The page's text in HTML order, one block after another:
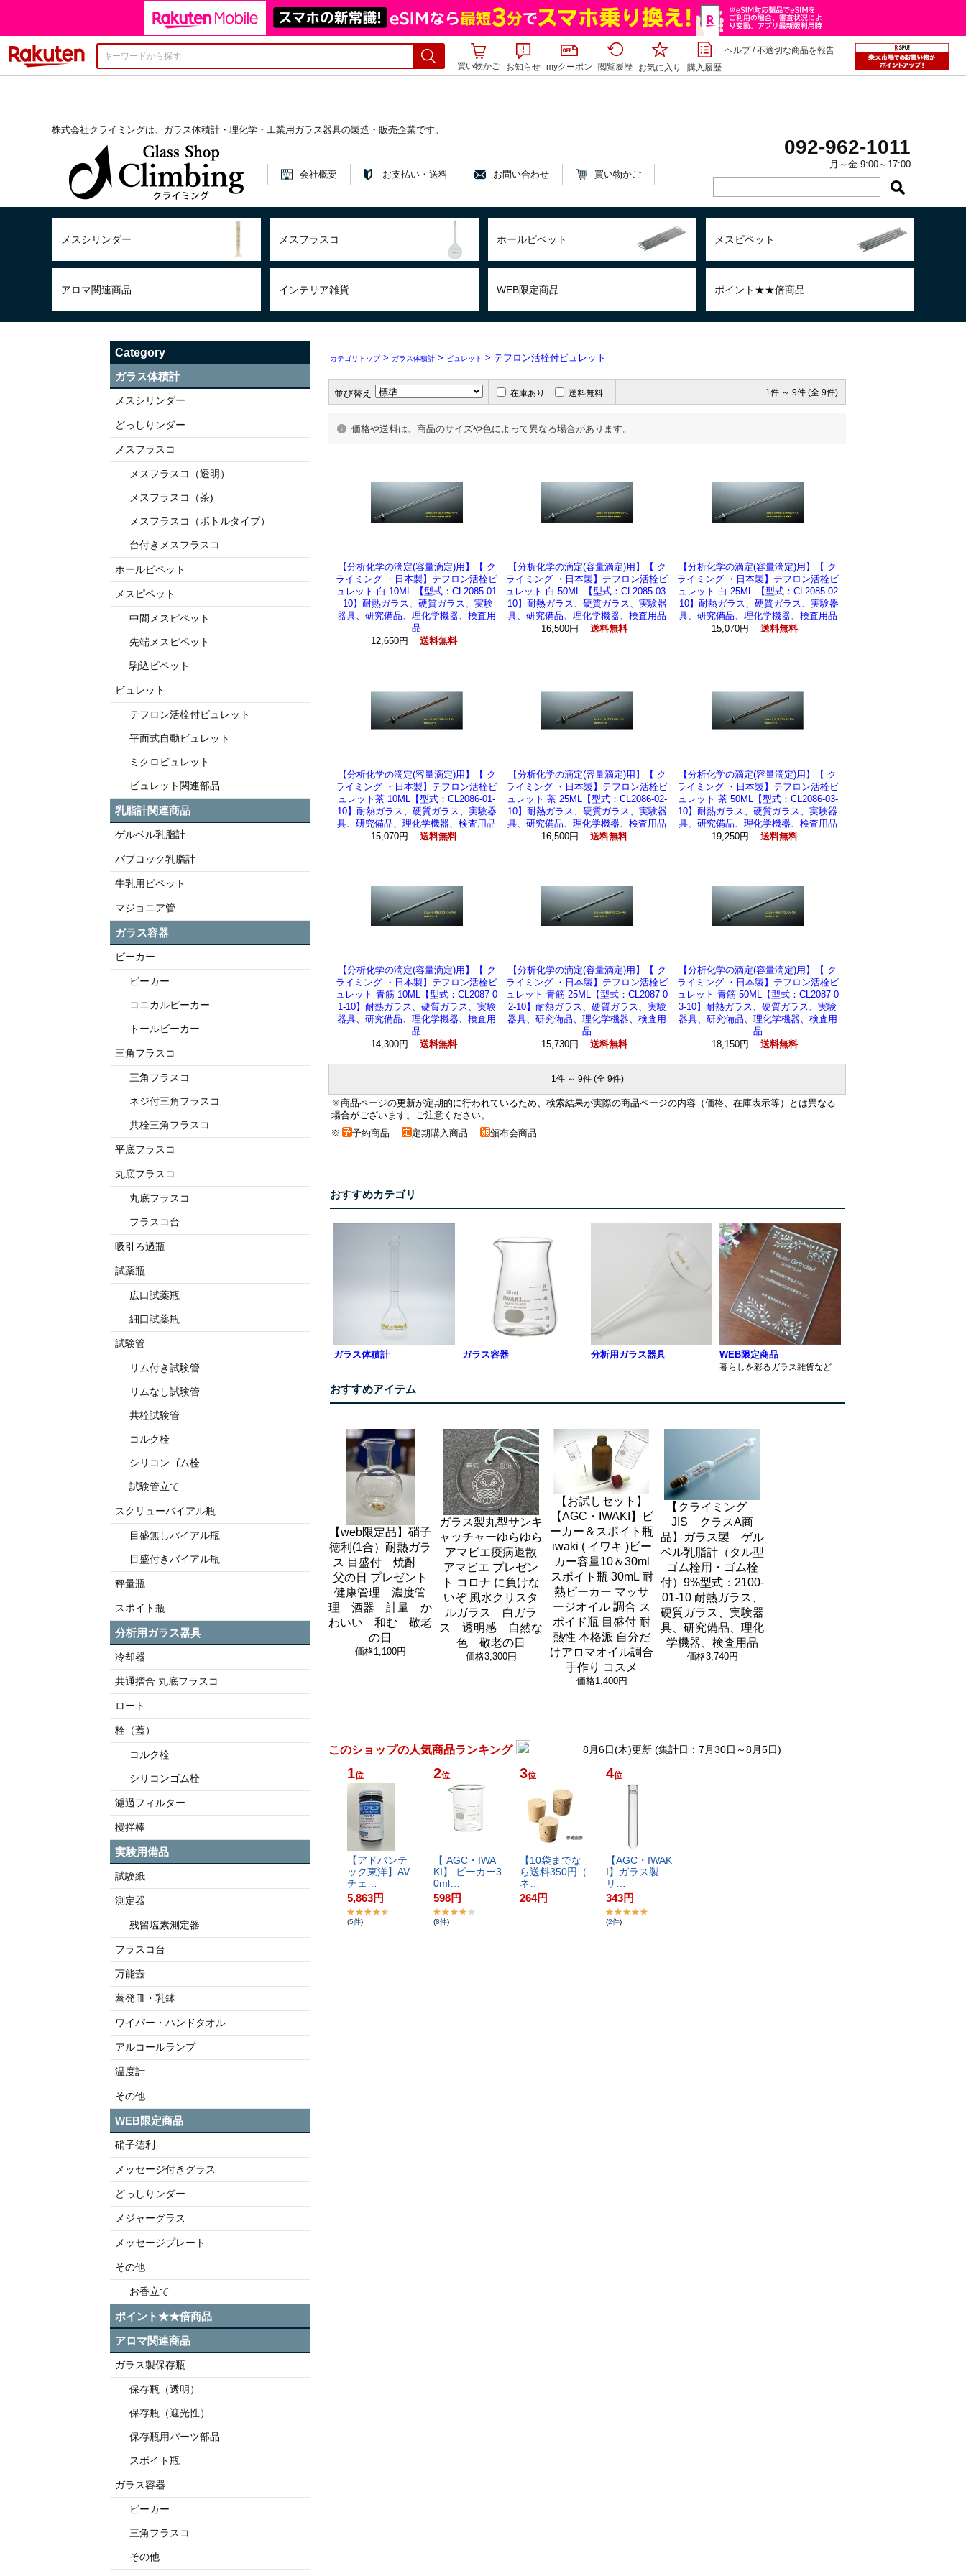
買い物かご
お知らせ myクーポン 閲覧履歴 お気に入り 購入履歴
ヘルプ/不適切な商品を報告
株式会社クライミングは、ガラス体積計・理化学・工業用ガラス器具の製造・販売企業です。
092-962-1011
月～金 9:00～17:00
会社概要
お支払い・送料 お問い合わせ 買い物かご
メスシリンダー メスフラスコ ホールピペット メスピペット
アロマ関連商品 インテリア雑貨 WEB限定商品 ポイント★★倍商品
Category
ガラス体積計
メスシリンダー
どっしりンダー
メスフラスコ
メスフラスコ（透明）
メスフラスコ（茶)
メスフラスコ（ボトルタイプ）
台付きメスフラスコ
ホールピペット
メスピペット
中間メスピペット
先端メスピペット
駒込ピペット
ビュレット
テフロン活栓付ビュレット
平面式自動ビュレット
ミクロビュレット
ビュレット関連部品
乳脂計関連商品
ゲルベル乳脂計
バブコック乳脂計
牛乳用ピペット
マジョニア管
ガラス容器
ビーカー
ビーカー
コニカルビーカー
トールビーカー
三角フラスコ
三角フラスコ
ネジ付三角フラスコ
共栓三角フラスコ
平底フラスコ
丸底フラスコ
丸底フラスコ
フラスコ台
吸引ろ過瓶
試薬瓶
広口試薬瓶
細口試薬瓶
試験管
リム付き試験管
リムなし試験管
共栓試験管
コルク栓
シリコンゴム栓
試験管立て
スクリューバイアル瓶
目盛無しバイアル瓶
目盛付きバイアル瓶
秤量瓶
スポイト瓶
分析用ガラス器具
冷却器
共通摺合 丸底フラスコ
ロート
栓（蓋）
コルク栓
シリコンゴム栓
濾過フィルター
攪拌棒
実験用備品
試験紙
測定器
残留塩素測定器
フラスコ台
万能壺
蒸発皿・乳鉢
ワイパー・ハンドタオル
アルコールランプ
温度計
その他
WEB限定商品
硝子徳利
メッセージ付きグラス
どっしりンダー
メジャーグラス
メッセージプレート
その他
お香立て
ポイント★★倍商品
アロマ関連商品
ガラス製保存瓶
保存瓶（透明）
保存瓶（遮光性）
保存瓶用パーツ部品
スポイト瓶
ガラス容器
ビーカー
三角フラスコ
その他
カテゴリトップ> ガラス体積計 > ビュレット > テフロン活栓付ビュレット
並び替え 在庫あり 送料無料 1件 ～ 9件 (全 9件)
価格や送料は、商品のサイズや色によって異なる場合があります。
【分析化学の滴定(容量滴定)用】【 ク
ライミング ・日本製】テフロン活栓ビ
ュレット 白 10ML 【型式：CL2085-01
-10】耐熱ガラス、硬質ガラス、実験
器具、研究備品、理化学機器、検査用
品
12,650円
送料無料
【分析化学の滴定(容量滴定)用】【 ク
ライミング ・日本製】テフロン活栓ビ
ュレット 白 50ML 【型式：CL2085-03-
10】耐熱ガラス、硬質ガラス、実験器
具、研究備品、理化学機器、検査用品
16,500円
送料無料
【分析化学の滴定(容量滴定)用】【 ク
ライミング ・日本製】テフロン活栓ビ
ュレット 白 25ML 【型式：CL2085-02
-10】耐熱ガラス、硬質ガラス、実験器
具、研究備品、理化学機器、検査用品
15,070円
送料無料
【分析化学の滴定(容量滴定)用】【 ク
ライミング ・日本製】テフロン活栓ビ
ュレット茶 10ML【型式：CL2086-01-
10】耐熱ガラス、硬質ガラス、実験器
具、研究備品、理化学機器、検査用品
15,070円
送料無料
【分析化学の滴定(容量滴定)用】【 ク
ライミング ・日本製】テフロン活栓ビ
ュレット 茶 25ML【型式：CL2086-02-
10】耐熱ガラス、硬質ガラス、実験器
具、研究備品、理化学機器、検査用品
16,500円
送料無料
【分析化学の滴定(容量滴定)用】【 ク
ライミング ・日本製】テフロン活栓ビ
ュレット 茶 50ML【型式：CL2086-03-
10】耐熱ガラス、硬質ガラス、実験器
具、研究備品、理化学機器、検査用品
19,250円
送料無料
【分析化学の滴定(容量滴定)用】【 ク
ライミング ・日本製】テフロン活栓ビ
ュレット 青筋 10ML【型式：CL2087-0
1-10】耐熱ガラス、硬質ガラス、実験
器具、研究備品、理化学機器、検査用
品
14,300円
送料無料
【分析化学の滴定(容量滴定)用】【 ク
ライミング ・日本製】テフロン活栓ビ
ュレット 青筋 25ML【型式：CL2087-0
2-10】耐熱ガラス、硬質ガラス、実験
器具、研究備品、理化学機器、検査用
品
15,730円
送料無料
【分析化学の滴定(容量滴定)用】【 ク
ライミング ・日本製】テフロン活栓ビ
ュレット 青筋 50ML【型式：CL2087-0
3-10】耐熱ガラス、硬質ガラス、実験
器具、研究備品、理化学機器、検査用
品
18,150円
送料無料
1件 ～ 9件 (全 9件)
※商品ページの更新が定期的に行われているため、検索結果が実際の商品ページの内容（価格、在庫表示等）とは異なる
場合がございます。ご注意ください。
※
予約商品 定期購入商品 頒布会商品
おすすめカテゴリ
ガラス体積計 ガラス容器 分析用ガラス器具 WEB限定商品
暮らしを彩るガラス雑貨など
おすすめアイテム
【web限定品】硝子
徳利(1合）耐熱ガラ
ス 目盛付 焼酎
父の日 プレゼント
健康管理 濃度管
理 酒器 計量 か
わいい 和む 敬老
の日
価格1,100円
ガラス製丸型サンキ
ャッチャーゆらゆら
アマビエ疫病退散
アマビエ プレゼン
ト コロナ に負けな
いぞ 風水クリスタ
ルガラス 白ガラ
ス 透明感 自然な
色 敬老の日
価格3,300円
【お試しセット】
【AGC・IWAKI】ビ
ーカー＆スポイト瓶
iwaki ( イワキ )ビー
カー容量10＆30ml
スポイト瓶 30mL 耐
熱ビーカー マッサ
ージオイル 調合 ス
ポイド瓶 目盛付 耐
熱性 本格派 自分だ
けアロマオイル調合
手作り コスメ
価格1,400円
【クライミング
JIS クラスA商
品】ガラス製 ゲル
ベル乳脂計（タル型
ゴム栓用・ゴム栓
付）9%型式：2100-
01-10 耐熱ガラス、
硬質ガラス、実験器
具、研究備品、理化
学機器、検査用品
価格3,740円
このショップの人気商品ランキング 8月6日(木)更新 (集計日：7月30日～8月5日)
1位
【​ア​ド​バ​ン​テ​
ッ​ク​東​洋​】​A​V​
チ​ェ​…
5,863円
(5件)
2位
【​ ​A​G​C​・​I​W​A​
K​I​】​ ​ビ​ー​カ​ー​3​
0​m​l​…
598円
(8件)
3位
【​1​0​袋​ま​で​な​
ら​送​料​3​5​0​円​（​
ネ​…
264円
4位
【​A​G​C​・​I​W​A​K​
I​】​ガ​ラ​ス​製​ ​ ​
リ​…
343円
(2件)